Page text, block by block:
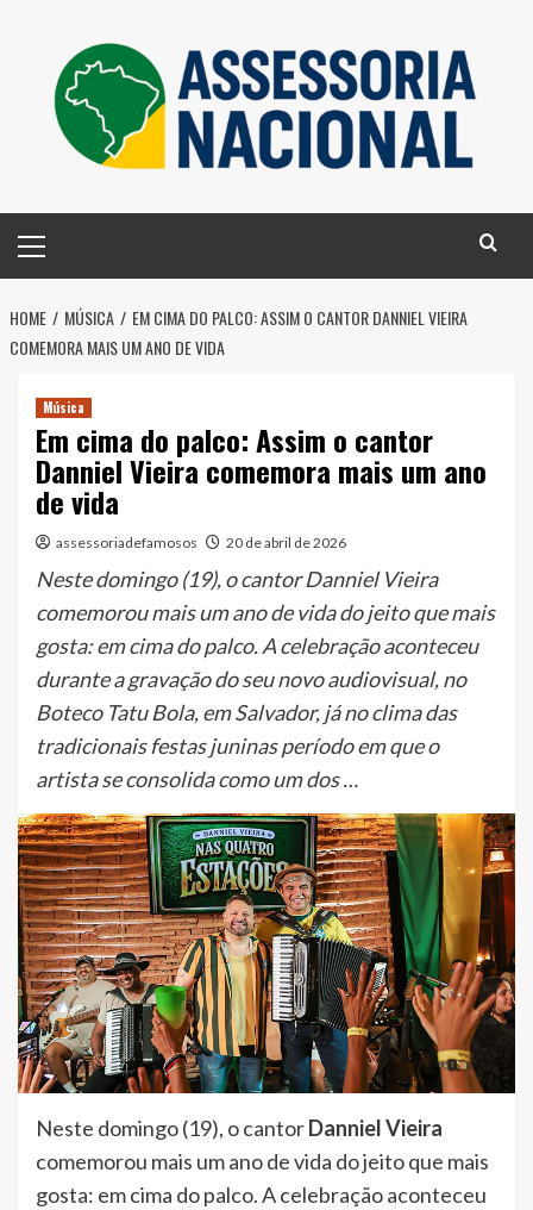
content
Menu
HOME MÚSICA
EM CIMA DO PALCO: ASSIM O CANTOR DANNIEL VIEIRA
COMEMORA MAIS UM ANO DE VIDA
Música
Em cima do palco: Assim o cantor
Danniel Vieira comemora mais um ano
de vida
assessoriadefamosos 20 de abril de 2026
Neste domingo (19), o cantor Danniel Vieira
comemorou mais um ano de vida do jeito que mais
gosta: em cima do palco. A celebração aconteceu
durante a gravação do seu novo audiovisual, no
Boteco Tatu Bola, em Salvador, já no clima das
tradicionais festas juninas período em que o
artista se consolida como um dos …
Neste domingo (19), o cantorDanniel Vieira
comemorou mais um ano de vida do jeito que mais
gosta: em cima do palco. A celebração aconteceu